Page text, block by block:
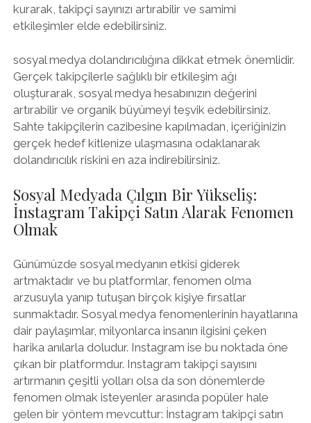
kurarak, takipçi sayınızı artırabilir ve samimi
etkileşimler elde edebilirsiniz.
sosyal medya dolandırıcılığına dikkat etmek önemlidir.
Gerçek takipçilerle sağlıklı bir etkileşim ağı
oluşturarak, sosyal medya hesabınızın değerini
artırabilir ve organik büyümeyi teşvik edebilirsiniz.
Sahte takipçilerin cazibesine kapılmadan, içeriğinizin
gerçek hedef kitlenize ulaşmasına odaklanarak
dolandırıcılık riskini en aza indirebilirsiniz.
Sosyal Medyada Çılgın Bir Yükseliş:
İnstagram Takipçi Satın Alarak Fenomen
Olmak
Günümüzde sosyal medyanın etkisi giderek
artmaktadır ve bu platformlar, fenomen olma
arzusuyla yanıp tutuşan birçok kişiye fırsatlar
sunmaktadır. Sosyal medya fenomenlerinin hayatlarına
dair paylaşımlar, milyonlarca insanın ilgisini çeken
harika anılarla doludur. Instagram ise bu noktada öne
çıkan bir platformdur. Instagram takipçi sayısını
artırmanın çeşitli yolları olsa da son dönemlerde
fenomen olmak isteyenler arasında popüler hale
gelen bir yöntem mevcuttur: İnstagram takipçi satın